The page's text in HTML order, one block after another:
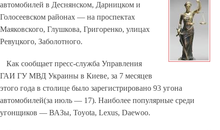
автомобилей в Деснянском, Дарницком и
Голосеевском районах — на проспектах
Маяковского, Глушкова, Григоренко, улицах
Ревуцкого, Заболотного.
Как сообщает пресс-служба Управления
ГАИ ГУ МВД Украины в Киеве, за 7 месяцев
этого года в столице было зарегистрировано 93 угона
автомобилей(за июль — 17). Наиболее популярные среди
угонщиков — ВАЗы, Toyota, Lexus, Daewoo.